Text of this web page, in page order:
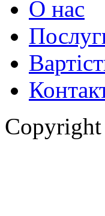
О нас